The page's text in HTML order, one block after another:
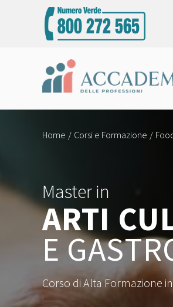
Home Corsi e Formazione
Master in
ARTI
E
Corso di Alta Formazione